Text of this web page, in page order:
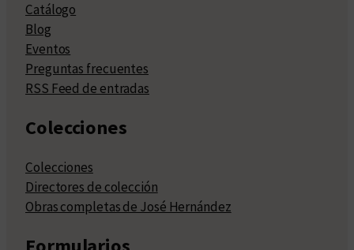
Catálogo
Blog
Eventos
Preguntas frecuentes
RSS Feed de entradas
Colecciones
Colecciones
Directores de colección
Obras completas de José Hernández